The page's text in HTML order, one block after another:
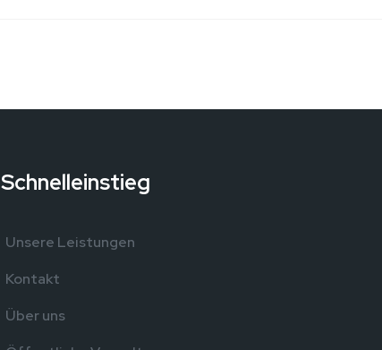
Schnelleinstieg
Unsere Leistungen
Kontakt
Über uns